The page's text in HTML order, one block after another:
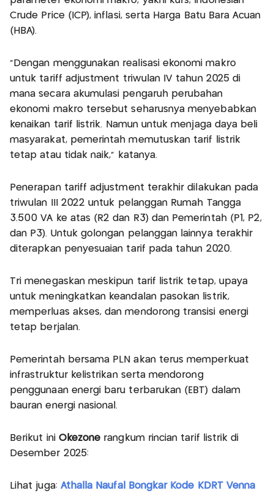
Crude Price (ICP), inflasi, serta Harga Batu Bara Acuan
(HBA).
"Dengan menggunakan realisasi ekonomi makro
untuk tariff adjustment triwulan IV tahun 2025 di
mana secara akumulasi pengaruh perubahan
ekonomi makro tersebut seharusnya menyebabkan
kenaikan tarif listrik. Namun untuk menjaga daya beli
masyarakat, pemerintah memutuskan tarif listrik
tetap atau tidak naik," katanya.
Penerapan tariff adjustment terakhir dilakukan pada
triwulan III 2022 untuk pelanggan Rumah Tangga
3.500 VA ke atas (R2 dan R3) dan Pemerintah (P1, P2,
dan P3). Untuk golongan pelanggan lainnya terakhir
diterapkan penyesuaian tarif pada tahun 2020.
Tri menegaskan meskipun tarif listrik tetap, upaya
untuk meningkatkan keandalan pasokan listrik,
memperluas akses, dan mendorong transisi energi
tetap berjalan.
Pemerintah bersama PLN akan terus memperkuat
infrastruktur kelistrikan serta mendorong
penggunaan energi baru terbarukan (EBT) dalam
bauran energi nasional.
Berikut ini Okezone rangkum rincian tarif listrik di
Desember 2025:
Lihat juga: Athalla Naufal Bongkar Kode KDRT Venna